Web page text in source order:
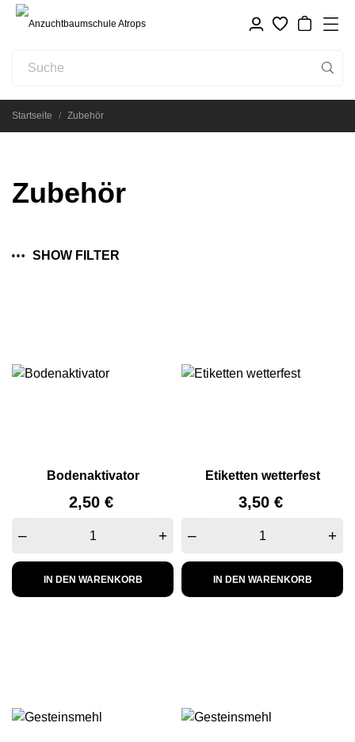
Startseite Zubehör
Zubehör
SHOW FILTER
Bodenaktivator
Preis
2,50 €
– +
IN DEN WARENKORB
Etiketten wetterfest
Preis
3,50 €
– +
IN DEN WARENKORB